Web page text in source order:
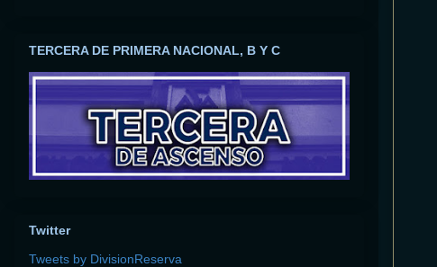
TERCERA DE PRIMERA NACIONAL, B Y C
Twitter
Tweets by DivisionReserva